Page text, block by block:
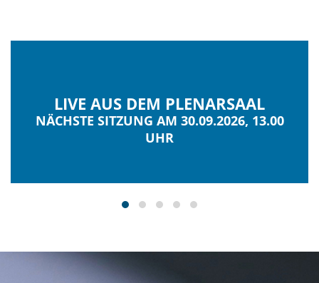
LIVE AUS DEM PLENARSAAL
NÄCHSTE SITZUNG AM 30.09.2026, 13.00
UHR